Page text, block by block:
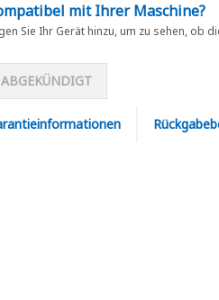
mit Ihrer Maschine?
Sie Ihr Gerät hinzu, um zu sehen, ob
ABGEKÜNDIGT